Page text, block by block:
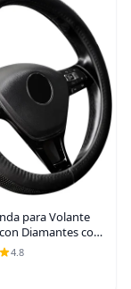
para Volante
Diamantes con
Strass Brillantes,
de 15
de
4.8